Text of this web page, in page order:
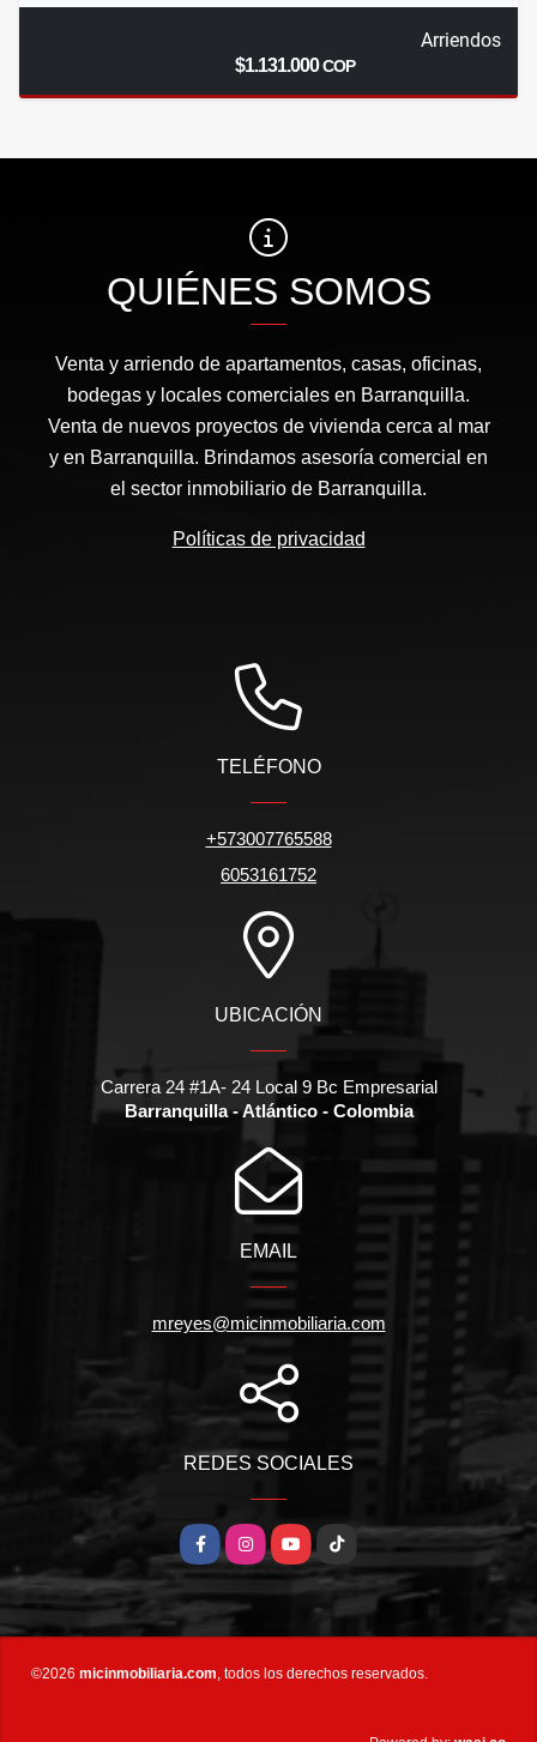
Arriendos
$1.131.000COP
QUIÉNES SOMOS
Venta y arriendo de apartamentos, casas, oficinas,
bodegas y locales comerciales en Barranquilla.
Venta de nuevos proyectos de vivienda cerca al mar
y en Barranquilla. Brindamos asesoría comercial en
el sector inmobiliario de Barranquilla.
Políticas de privacidad
TELÉFONO
+573007765588
6053161752
UBICACIÓN
Carrera 24 #1A- 24 Local 9 Bc Empresarial
Barranquilla - Atlántico - Colombia
EMAIL
mreyes@micinmobiliaria.com
REDES SOCIALES
FacebookInstagramYouTubeTikTok
©2026 micinmobiliaria.com, todos los derechos reservados.